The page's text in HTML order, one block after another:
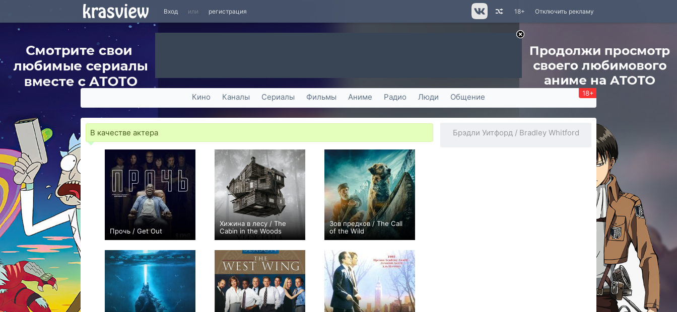
Вход или регистрация Отключить рекламу
18+
Кино Каналы Сериалы Фильмы Аниме Радио Люди Общение 18+
В качестве актера
Прочь / Get Out
+472
Хижина в лесу / The
Cabin in the Woods
+222
Зов предков / The Call
of the Wild
+275
Брэдли Уитфорд / Bradley Whitford